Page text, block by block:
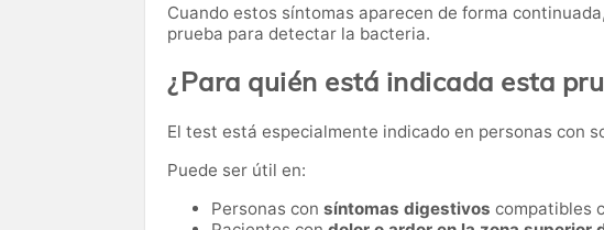
Cuando estos síntomas aparecen de forma
prueba para detectar la bacteria.
¿Para quién está indicada esta
El test está especialmente indicado en personas con
Puede ser útil en:
Personas con síntomas digestivos compatibles